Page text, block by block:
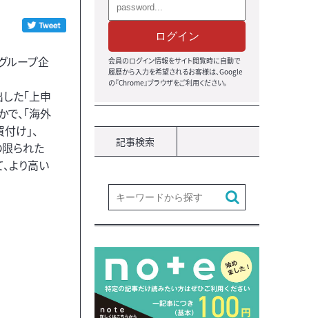
ループ企
た「上申
、「海外
け」、
限られた
より高い
ログイン
会員のログイン情報をサイト閲覧時に自動で
履歴から入力を希望されるお客様は、Google
の『Chrome』ブラウザをご利用ください。
記事検索